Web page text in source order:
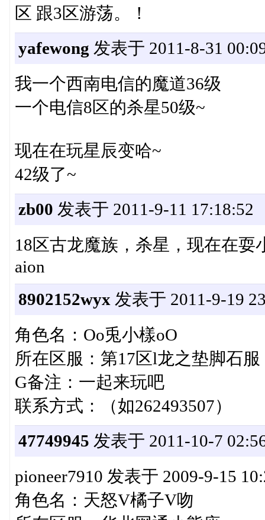
区 跟3区游荡。！
yafewong 发表于 2011-8-31
我一个西南电信的魔道36级
一个电信8区的杀星50级~
现在在玩星辰变哈~
42级了~
zb00 发表于 2011-9-11 17:18:52
18区古龙魔族，杀星，现在在耍
aion
8902152wyx 发表于 2011-9-19
角色名：Oo兎小樣oO
所在区服：第17区l龙之垫脚石服
G备注：一起来玩吧
联系方式：（如262493507）
47749945 发表于 2011-10-7
pioneer7910 发表于 2009-9-15
角色名：天怒V橘子V吻